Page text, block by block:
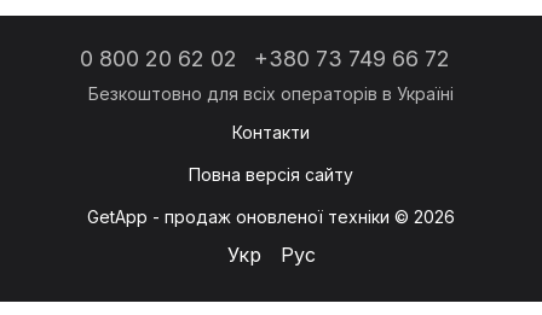
0 800 20 62 02 +380 73 749 66 72
Контакти
Повна версія сайту
GetApp - продаж оновленої техніки © 2026
Укр Рус